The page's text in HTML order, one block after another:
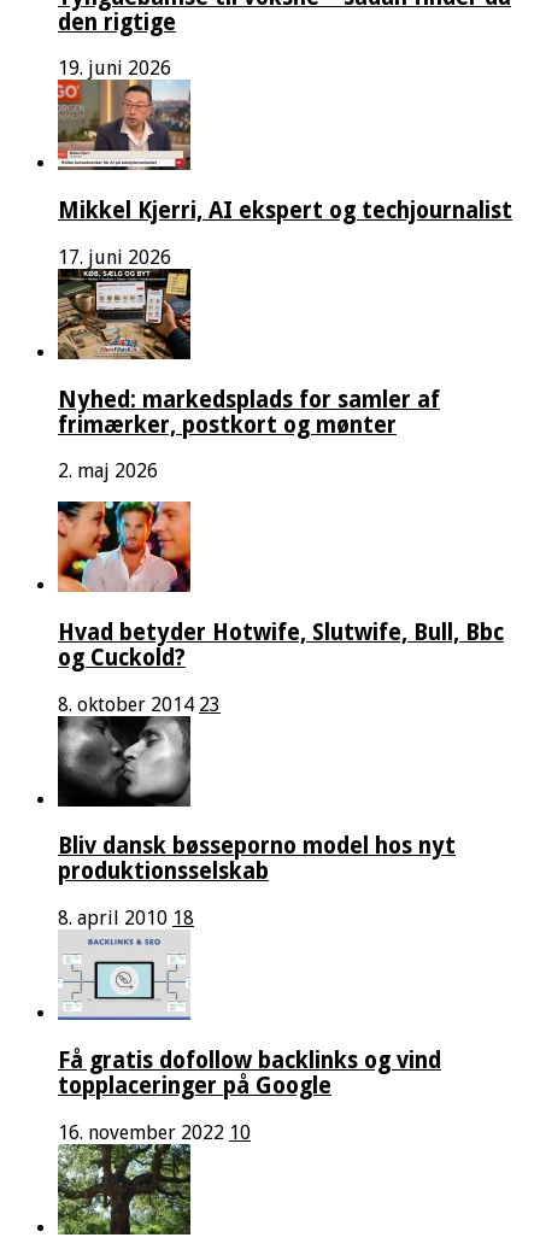
den rigtige
19. juni 2026
Mikkel Kjerri, AI ekspert og techjournalist
17. juni 2026
Nyhed: markedsplads for samler af
frimærker, postkort og mønter
2. maj 2026
Hvad betyder Hotwife, Slutwife, Bull, Bbc
og Cuckold?
8. oktober 2014 23
Bliv dansk bøsseporno model hos nyt
produktionsselskab
8. april 2010 18
Få gratis dofollow backlinks og vind
topplaceringer på Google
16. november 2022 10